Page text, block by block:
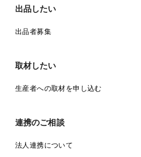
出品したい
出品者募集
取材したい
生産者への取材を申し込む
連携のご相談
法人連携について